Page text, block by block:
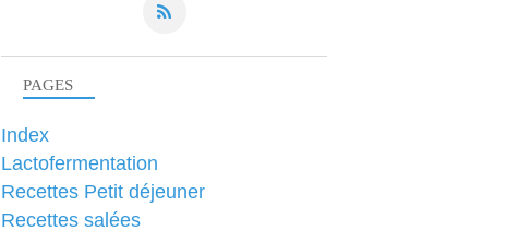
PAGES
Index
Lactofermentation
Recettes Petit déjeuner
Recettes salées